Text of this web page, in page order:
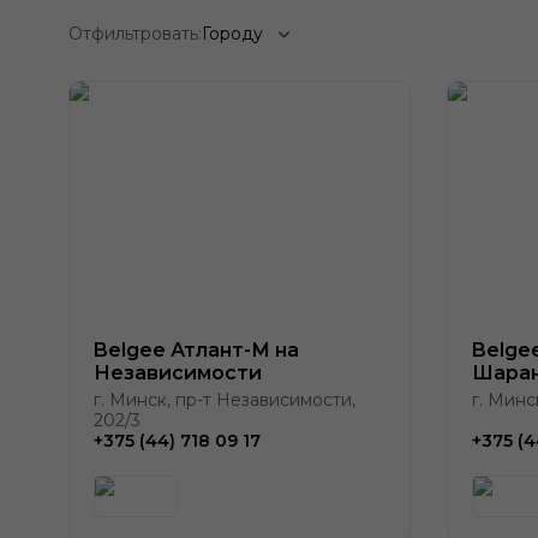
Отфильтровать:Городу
Belgee Атлант-М на
Независимости
г. Минск, пр-т Независимости,
202/3
+375 (44) 718 09 17
г.
+375